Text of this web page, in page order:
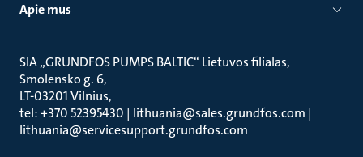
Apie mus
SIA „GRUNDFOS PUMPS BALTIC“ Lietuvos filialas
Smolensko g. 6
LT-03201 Vilnius
tel: +370 52395430 | lithuania@sales.grundfos.com |
lithuania@servicesupport.grundfos.com